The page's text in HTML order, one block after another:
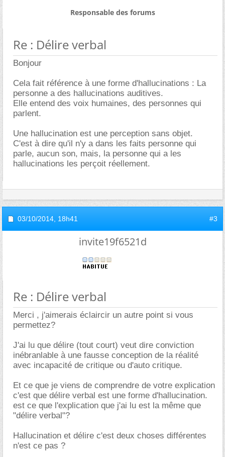
Responsable des forums
Re : Délire verbal
Bonjour
Cela fait référence à une forme d'hallucinations : La
personne a des hallucinations auditives.
Elle entend des voix humaines, des personnes qui
parlent.
Une hallucination est une perception sans objet.
C'est à dire qu'il n'y a dans les faits personne qui
parle, aucun son, mais, la personne qui a les
hallucinations les perçoit réellement.
03/10/2014, 18h41 #3
invite19f6521d
Re : Délire verbal
Merci , j'aimerais éclaircir un autre point si vous
permettez?
J'ai lu que délire (tout court) veut dire conviction
inébranlable à une fausse conception de la réalité
avec incapacité de critique ou d'auto critique.
Et ce que je viens de comprendre de votre explication
c'est que délire verbal est une forme d'hallucination.
est ce que l'explication que j'ai lu est la même que
"délire verbal"?
Hallucination et délire c'est deux choses différentes
n'est ce pas ?